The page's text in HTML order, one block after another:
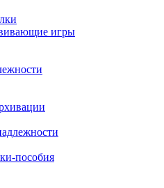
игры
пособия